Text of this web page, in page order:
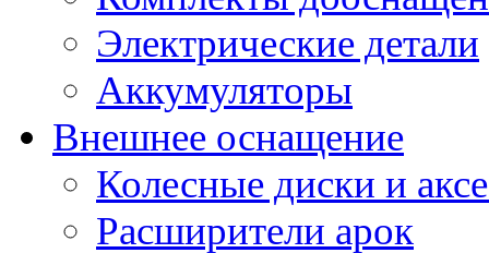
Электрические детали
Аккумуляторы
Внешнее оснащение
Колесные диски и
Расширители арок